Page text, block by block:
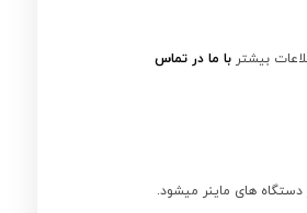
بیشتر با ما در تماس
باعث طول عمر بیشتر دستگاه های ماینر میشود.